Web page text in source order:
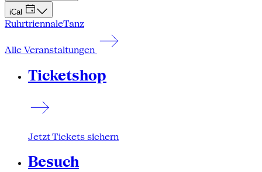
iCal
RuhrtriennaleTanz
Alle Veranstaltungen
Ticketshop
Jetzt Tickets sichern
Besuch